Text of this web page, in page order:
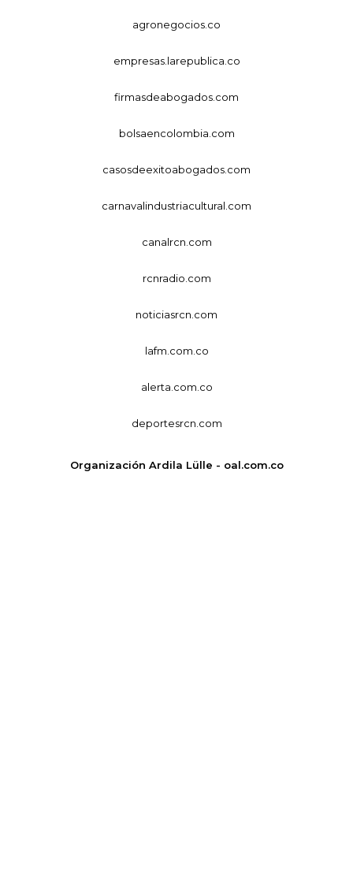
agronegocios.co
empresas.larepublica.co
firmasdeabogados.com
bolsaencolombia.com
casosdeexitoabogados.com
carnavalindustriacultural.com
canalrcn.com
rcnradio.com
noticiasrcn.com
lafm.com.co
alerta.com.co
deportesrcn.com
Organización Ardila Lülle - oal.com.co